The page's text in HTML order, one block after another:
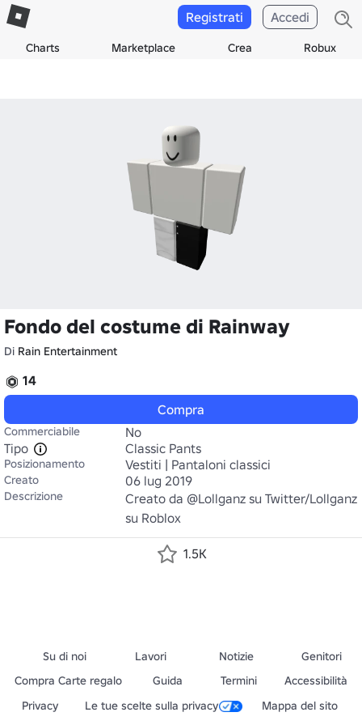
Charts Marketplace Crea Robux
Registrati Accedi
Fondo del costume di Rainway
Di Rain Entertainment
14
Compra
Commerciabile
No
Tipo
Classic Pants
Posizionamento Vestiti | Pantaloni classici
Creato 06 lug 2019
Descrizione
Creato da @Lollganz su Twitter/Lollganz
su Roblox
1.5K
Su di noi Lavori Notizie
Genitori
Compra Carte regalo
Guida Termini
Accessibilità
Privacy
Le tue scelte sulla privacy Mappa del sito